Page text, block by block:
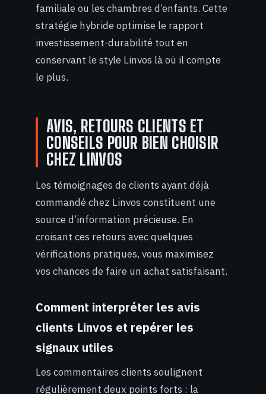
familiale ou les chambres d’enfants. Cette
stratégie hybride optimise le rapport
investissement-durabilité tout en
conservant le style Linvos là où il compte
le plus.
AVIS, RETOURS CLIENTS ET
CONSEILS POUR BIEN CHOISIR
CHEZ LINVOS
Les témoignages de clients ayant déjà
commandé chez Linvos constituent une
source d’information précieuse. En
croisant ces retours avec quelques
vérifications pratiques, vous maximisez
vos chances de faire un achat satisfaisant.
Comment interpréter les avis
clients Linvos et repérer les
signaux utiles
Les commentaires clients soulignent
régulièrement deux points forts : la